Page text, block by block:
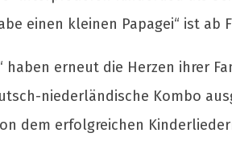
einen kleinen Papagei“ ist ab
haben erneut die Herzen ihrer
niederländische Kombo
dem erfolgreichen